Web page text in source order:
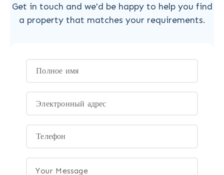
Get in touch and we'd be happy to help you find
a property that matches your requirements.